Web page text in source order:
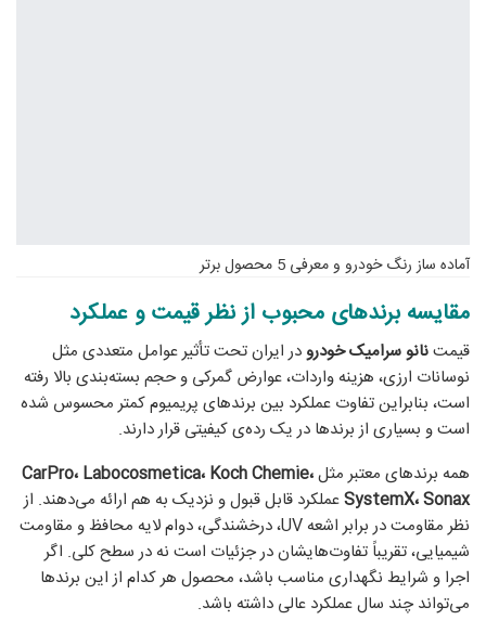
آماده ساز رنگ خودرو و معرفی 5 محصول برتر
مقایسه برندهای محبوب از نظر قیمت و عملکرد
قیمتنانو سرامیک خودرودر ایران تحت تأثیر عوامل متعددی مثل
نوسانات ارزی، هزینه واردات، عوارض گمرکی و حجم بسته‌بندی بالا رفته
است، بنابراین تفاوت عملکرد بین برندهای پریمیوم کمتر محسوس شده
است و بسیاری از برندها در یک رده‌ی کیفیتی قرار دارند.
همه برندهای معتبر مثلCarPro، Labocosmetica، Koch Chemie،
SystemX، Sonaxعملکرد قابل قبول و نزدیک به هم ارائه می‌دهند. از
نظر مقاومت در برابر اشعه UV، درخشندگی، دوام لایه محافظ و مقاومت
شیمیایی، تقریباً تفاوت‌هایشان در جزئیات است نه در سطح کلی. اگر
اجرا و شرایط نگهداری مناسب باشد، محصول هر کدام از این برندها
می‌تواند چند سال عملکرد عالی داشته باشد.